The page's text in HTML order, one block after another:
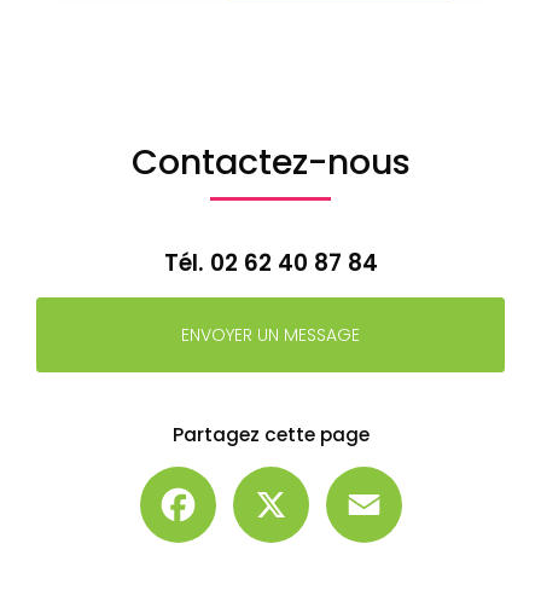
Contactez-nous
Tél. 02 62 40 87 84
ENVOYER UN MESSAGE
Partagez cette page
Facebook